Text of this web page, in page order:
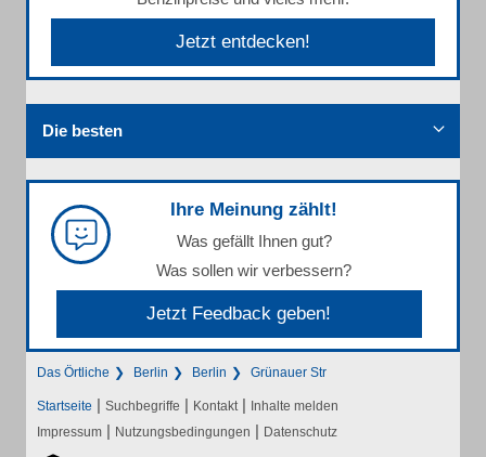
Jetzt entdecken!
Die besten
Ihre Meinung zählt!
Was gefällt Ihnen gut?
Was sollen wir verbessern?
Jetzt Feedback geben!
Das Örtliche Berlin Berlin Grünauer Str
Startseite | Suchbegriffe | Kontakt | Inhalte melden
Impressum | Nutzungsbedingungen | Datenschutz